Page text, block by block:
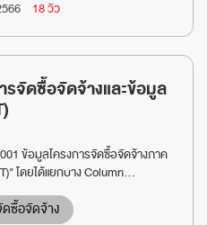
18 วิว
รจัดซื้อจัดจ้างและข้อมูล
ข้อมูลโครงการจัดซื้อจัดจ้างภาค
โดยได้แยกบาง Column...
ซื้อจัดจ้าง